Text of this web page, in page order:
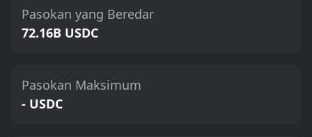
Pasokan yang Beredar
72.16B USDC
Pasokan Maksimum
- USDC